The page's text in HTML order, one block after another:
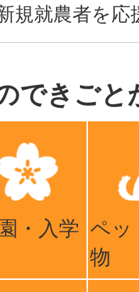
規就農者を応
できごと
・入学 ペッ
物